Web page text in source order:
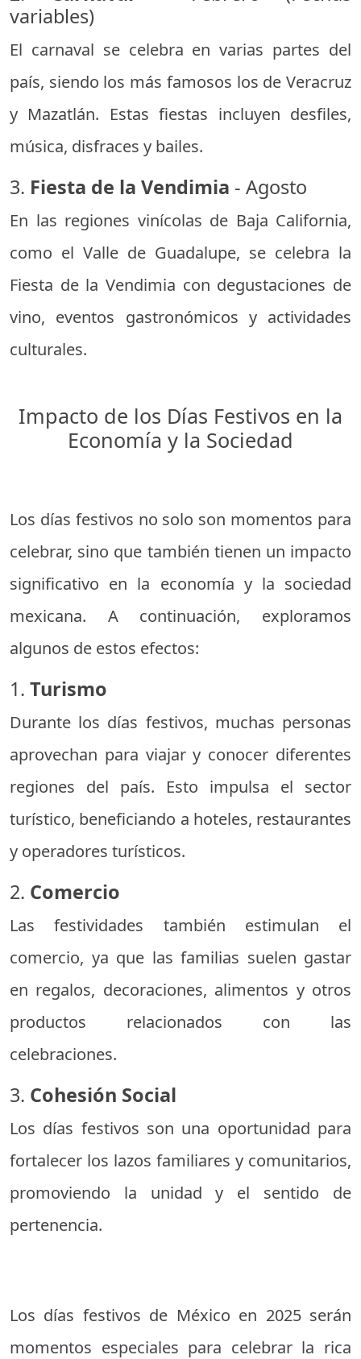
variables)
El carnaval se celebra en varias partes del
país, siendo los más famosos los de Veracruz
y Mazatlán. Estas fiestas incluyen desfiles,
música, disfraces y bailes.
3. Fiesta de la Vendimia - Agosto
En las regiones vinícolas de Baja California,
como el Valle de Guadalupe, se celebra la
Fiesta de la Vendimia con degustaciones de
vino, eventos gastronómicos y actividades
culturales.
Impacto de los Días Festivos en la
Economía y la Sociedad
Los días festivos no solo son momentos para
celebrar, sino que también tienen un impacto
significativo en la economía y la sociedad
mexicana. A continuación, exploramos
algunos de estos efectos:
1. Turismo
Durante los días festivos, muchas personas
aprovechan para viajar y conocer diferentes
regiones del país. Esto impulsa el sector
turístico, beneficiando a hoteles, restaurantes
y operadores turísticos.
2. Comercio
Las festividades también estimulan el
comercio, ya que las familias suelen gastar
en regalos, decoraciones, alimentos y otros
productos relacionados con las
celebraciones.
3. Cohesión Social
Los días festivos son una oportunidad para
fortalecer los lazos familiares y comunitarios,
promoviendo la unidad y el sentido de
pertenencia.
Los días festivos de México en 2025 serán
momentos especiales para celebrar la rica